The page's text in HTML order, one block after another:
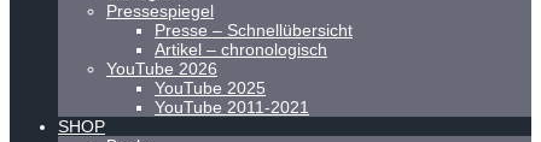
Pressespiegel
Presse – Schnellübersicht
Artikel – chronologisch
YouTube 2026
YouTube 2025
YouTube 2011-2021
SHOP